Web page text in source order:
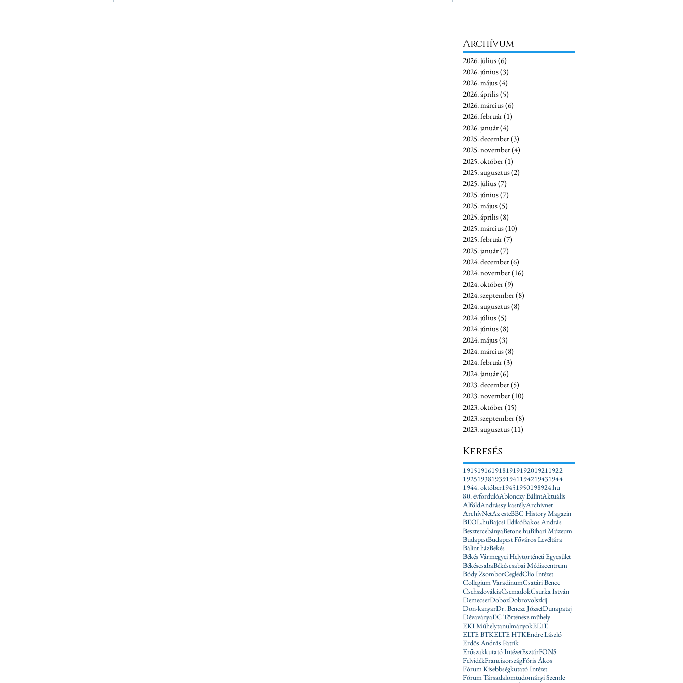
Archívum
2026. július(6)
2026. június(3)
2026. május(4)
2026. április(5)
2026. március(6)
2026. február(1)
2026. január(4)
2025. december(3)
2025. november(4)
2025. október(1)
2025. augusztus(2)
2025. július(7)
2025. június(7)
2025. május(5)
2025. április(8)
2025. március(10)
2025. február(7)
2025. január(7)
2024. december(6)
2024. november(16)
2024. október(9)
2024. szeptember(8)
2024. augusztus(8)
2024. július(5)
2024. június(8)
2024. május(3)
2024. március(8)
2024. február(3)
2024. január(6)
2023. december(5)
2023. november(10)
2023. október(15)
2023. szeptember(8)
2023. augusztus(11)
Keresés
1915191619181919192019211922
1925193819391941194219431944
1944. október19451950198924.hu
80. évfordulóAblonczy BálintAktuális
AlföldAndrássy kastélyArchivnet
ArchívNetAz esteBBC History Magazin
BEOL.huBajcsi IldikóBakos András
BesztercebányaBetone.huBihari Múzeum
BudapestBudapest Főváros Levéltára
Bálint házBékés
Békés Vármegyei Helytörténeti Egyesület
BékéscsabaBékéscsabai Médiacentrum
Bódy ZsomborCeglédClio Intézet
Collegium VaradinumCsatári Bence
CsehszlovákiaCsemadokCsurka István
DemecserDobozDobrovolszkij
Don-kanyarDr. Bencze JózsefDunapataj
DévaványaEC Történész műhely
EKI MűhelytanulmányokELTE
ELTE BTKELTE HTKEndre László
Erdős András Patrik
Erőszakkutató IntézetEsztárFONS
FelvidékFranciaországFóris Ákos
Fórum Kisebbségkutató Intézet
Fórum Társadalomtudományi Szemle